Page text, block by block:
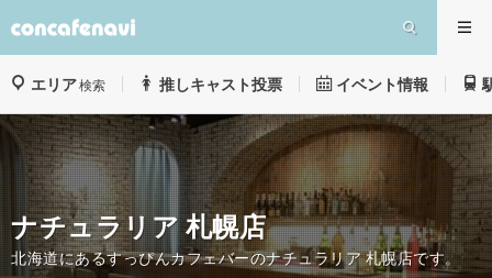
エリア検索 推しキャスト投票 イベント情報
ナチュラリア 札幌店
北海道にあるすっぴんカフェバーのナチュラリア 札幌店です。